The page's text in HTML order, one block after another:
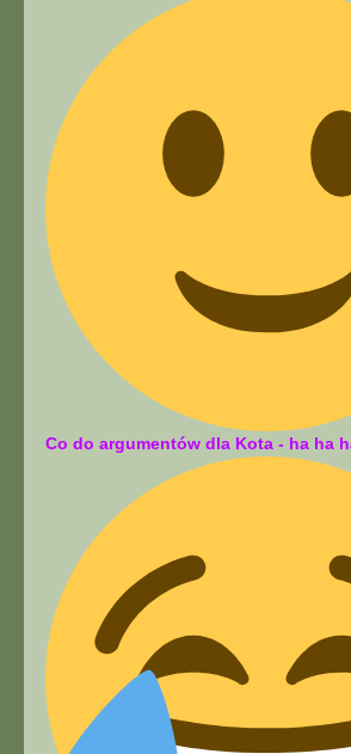
Co do argumentów dla Kota - ha ha